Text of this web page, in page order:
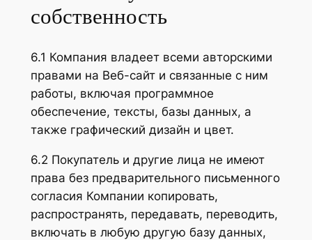
собственность
6.1 Компания владеет всеми авторскими
правами на Веб-сайт и связанные с ним
работы, включая программное
обеспечение, тексты, базы данных, а
также графический дизайн и цвет.
6.2 Покупатель и другие лица не имеют
права без предварительного письменного
согласия Компании копировать,
распространять, передавать, переводить,
включать в любую другую базу данных,